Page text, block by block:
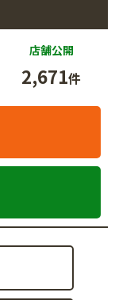
店舗公開
2,671件